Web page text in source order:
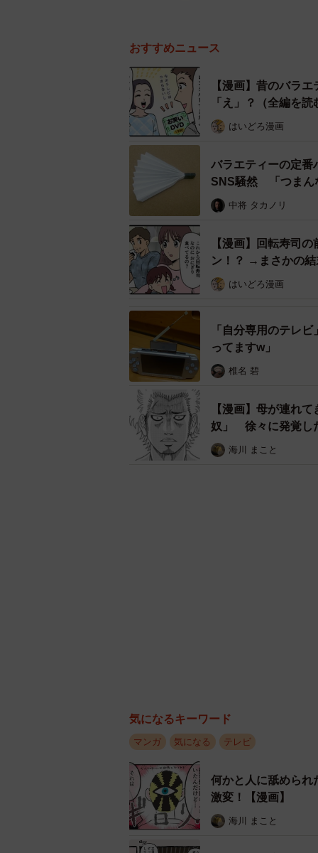
おすすめニュース
【漫画】昔のバラ
「え」？（全編を読
はいどろ漫画
バラエティーの定
SNS騒然 「つまん
中将 タカノリ
【漫画】回転寿司
ン！？ →まさかの
はいどろ漫画
「自分専用のテレ
ってますw」
椎名 碧
【漫画】母が連れ
奴」 徐々に発覚し
海川 まこと
気になるキーワード
マンガ 気になる テレビ
何かと人に舐めら
激変！【漫画】
海川 まこと